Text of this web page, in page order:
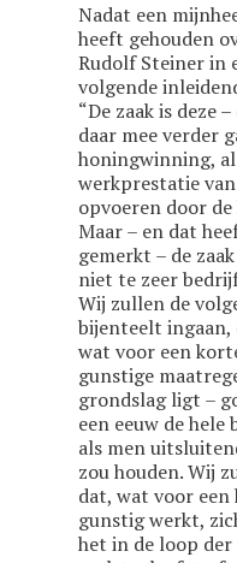
Nadat een
heeft gehouden
Rudolf Steiner in
volgende
“De zaak is deze
daar mee verder
honingwinning,
werkprestatie
opvoeren door
Maar – en dat
gemerkt – de
niet te zeer
Wij zullen de
bijenteelt ingaan,
wat voor een
gunstige
grondslag ligt –
een eeuw de
als men
zou houden. Wij
dat, wat voor
gunstig werkt,
het in de loop